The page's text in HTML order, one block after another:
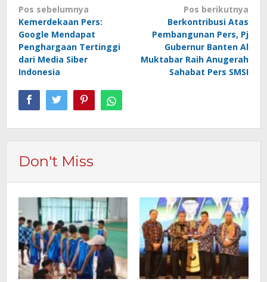
Navigasi
pos
Pos sebelumnya
Kemerdekaan Pers:
Google Mendapat
Penghargaan Tertinggi
dari Media Siber
Indonesia
Pos berikutnya
Berkontribusi Atas
Pembangunan Pers, Pj
Gubernur Banten Al
Muktabar Raih Anugerah
Sahabat Pers SMSI
Don't Miss